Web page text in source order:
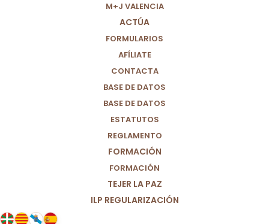
M+J VALENCIA
ACTÚA
FORMULARIOS
AFÍLIATE
CONTACTA
BASE DE DATOS
BASE DE DATOS
ESTATUTOS
REGLAMENTO
FORMACIÓN
FORMACIÓN
TEJER LA PAZ
ILP REGULARIZACIÓN